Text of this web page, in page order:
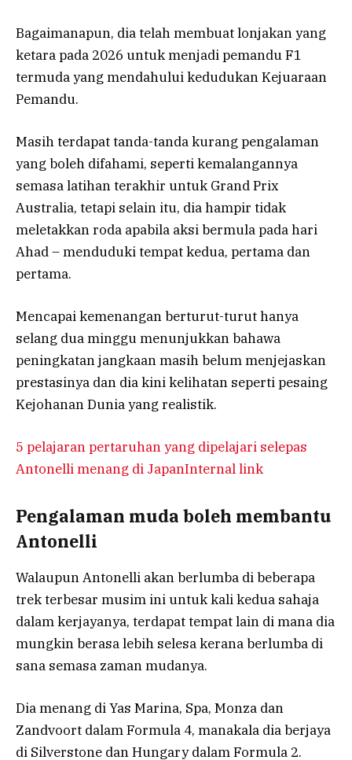
Bagaimanapun, dia telah membuat lonjakan yang
ketara pada 2026 untuk menjadi pemandu F1
termuda yang mendahului kedudukan Kejuaraan
Pemandu.
Masih terdapat tanda-tanda kurang pengalaman
yang boleh difahami, seperti kemalangannya
semasa latihan terakhir untuk Grand Prix
Australia, tetapi selain itu, dia hampir tidak
meletakkan roda apabila aksi bermula pada hari
Ahad – menduduki tempat kedua, pertama dan
pertama.
Mencapai kemenangan berturut-turut hanya
selang dua minggu menunjukkan bahawa
peningkatan jangkaan masih belum menjejaskan
prestasinya dan dia kini kelihatan seperti pesaing
Kejohanan Dunia yang realistik.
5 pelajaran pertaruhan yang dipelajari selepas
Antonelli menang di JapanInternal link
Pengalaman muda boleh membantu
Antonelli
Walaupun Antonelli akan berlumba di beberapa
trek terbesar musim ini untuk kali kedua sahaja
dalam kerjayanya, terdapat tempat lain di mana dia
mungkin berasa lebih selesa kerana berlumba di
sana semasa zaman mudanya.
Dia menang di Yas Marina, Spa, Monza dan
Zandvoort dalam Formula 4, manakala dia berjaya
di Silverstone dan Hungary dalam Formula 2.